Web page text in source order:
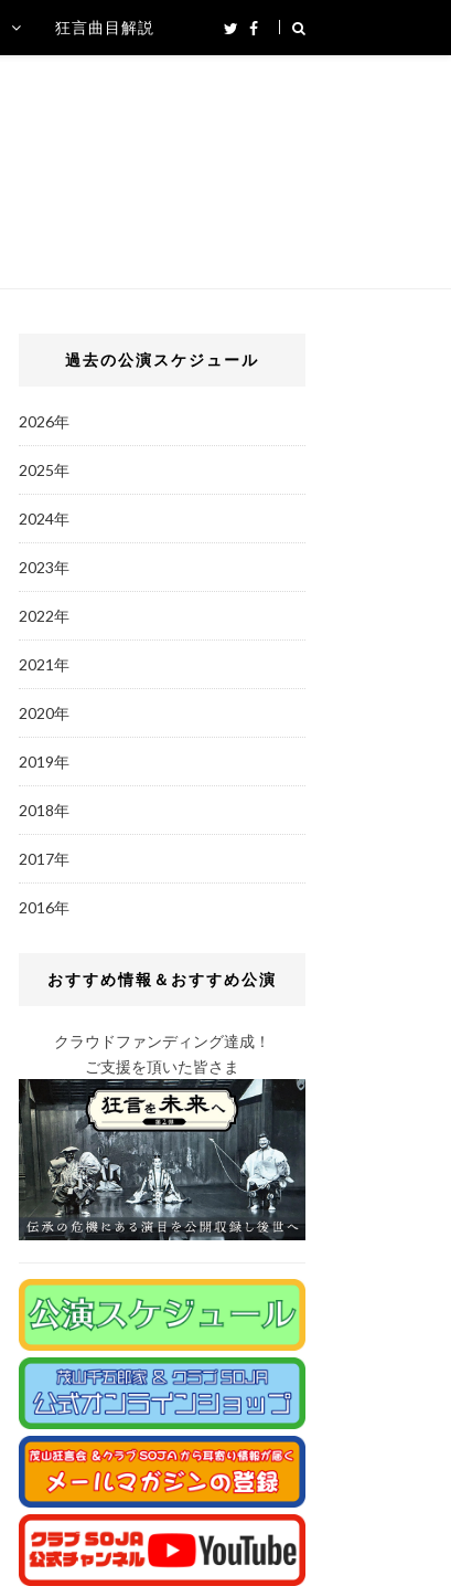
狂言曲目解説
過去の公演スケジュール
2026年
2025年
2024年
2023年
2022年
2021年
2020年
2019年
2018年
2017年
2016年
おすすめ情報＆おすすめ公演
クラウドファンディング達成！
ご支援を頂いた皆さま